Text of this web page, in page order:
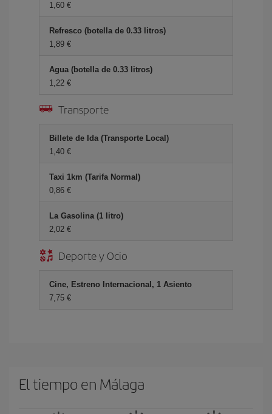
1,60 €
Refresco (botella de 0.33 litros)
1,89 €
Agua (botella de 0.33 litros)
1,22 €
Transporte
Billete de Ida (Transporte Local)
1,40 €
Taxi 1km (Tarifa Normal)
0,86 €
La Gasolina (1 litro)
2,02 €
Deporte y Ocio
Cine, Estreno Internacional, 1 Asiento
7,75 €
El tiempo en Málaga